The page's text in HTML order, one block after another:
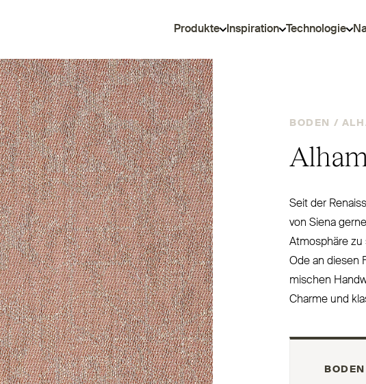
Produkte Inspiration Technologie
BODEN /
Seit der
von Siena
Atmosphäre zu
Ode an diesen
mischen
Charme und
BODEN